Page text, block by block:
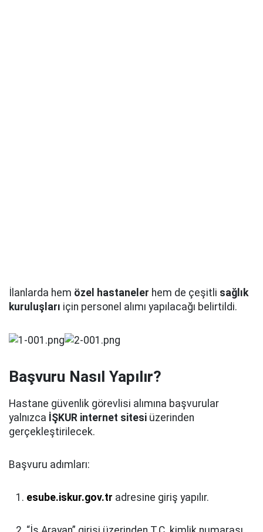
İlanlarda hem özel hastaneler hem de çeşitli sağlık
kuruluşları için personel alımı yapılacağı belirtildi.
Başvuru Nasıl Yapılır?
Hastane güvenlik görevlisi alımına başvurular
yalnızca İŞKUR internet sitesi üzerinden
gerçekleştirilecek.
Başvuru adımları:
esube.iskur.gov.tr adresine giriş yapılır.